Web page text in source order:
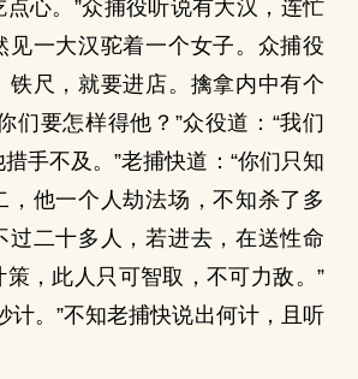
心。”众捕役听说有大汉，连忙
见一大汉驼着一个女子。众捕役
铁尺，就要进店。擒拿内中有个
们要怎样得他？”众役道：“我们
手不及。”老捕快道：“你们只知
，他一个人劫法场，不知杀了多
过二十多人，若进去，在送性命
，此人只可智取，不可力敌。”
计。”不知老捕快说出何计，且听